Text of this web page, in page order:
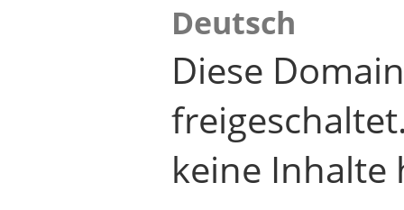
Deutsch
Diese
keine Inhalte